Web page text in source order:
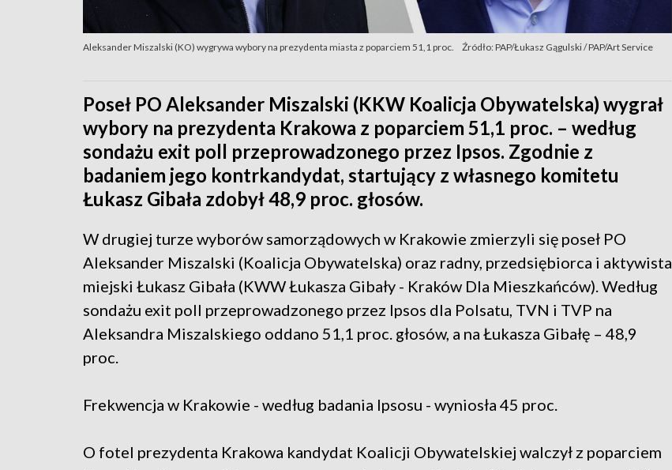
Aleksander Miszalski (KO) wygrywa wybory na prezydenta miasta z poparciem 51,1 proc. Źródło: PAP/Łukasz Gągulski / PAP/Art Service
Poseł PO Aleksander Miszalski (KKW Koalicja Obywatelska) wygrał
wybory na prezydenta Krakowa z poparciem 51,1 proc. – według
sondażu exit poll przeprowadzonego przez Ipsos. Zgodnie z
badaniem jego kontrkandydat, startujący z własnego komitetu
Łukasz Gibała zdobył 48,9 proc. głosów.
W drugiej turze wyborów samorządowych w Krakowie zmierzyli się poseł PO
Aleksander Miszalski (Koalicja Obywatelska) oraz radny, przedsiębiorca i aktywista
miejski Łukasz Gibała (KWW Łukasza Gibały - Kraków Dla Mieszkańców). Według
sondażu exit poll przeprowadzonego przez Ipsos dla Polsatu, TVN i TVP na
Aleksandra Miszalskiego oddano 51,1 proc. głosów, a na Łukasza Gibałę – 48,9
proc.
Frekwencja w Krakowie - według badania Ipsosu - wyniosła 45 proc.
O fotel prezydenta Krakowa kandydat Koalicji Obywatelskiej walczył z poparciem